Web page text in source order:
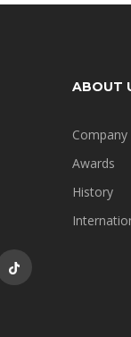
ABOUT
Company
Awards
History